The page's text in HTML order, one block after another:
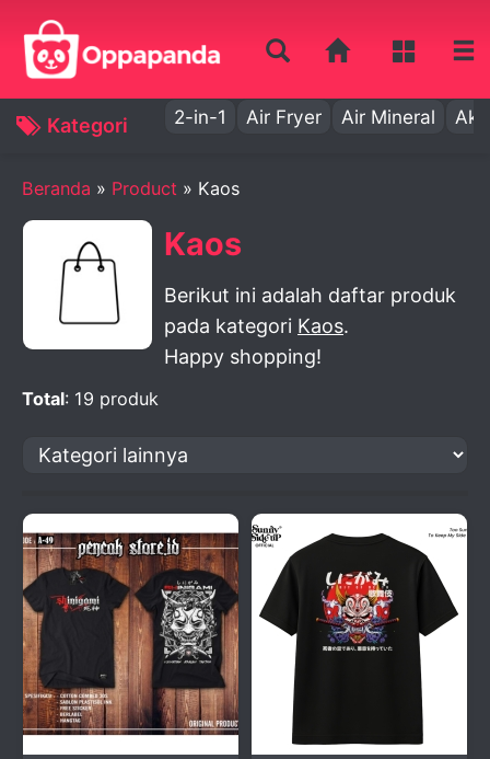
Kategori 2-in-1 Air Fryer Air Mineral Aki
Beranda » Product » Kaos
Kaos
Berikut ini adalah daftar produk
pada kategori Kaos.
Happy shopping!
Total: 19 produk